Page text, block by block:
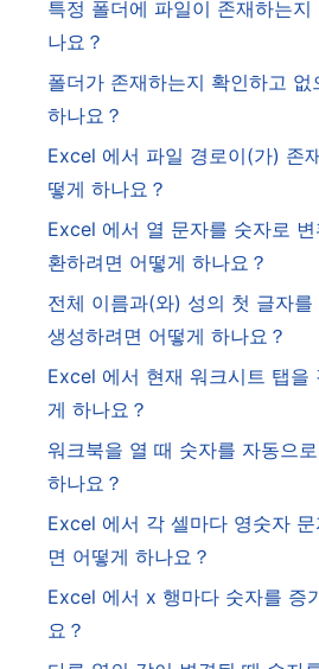
특정 폴더에 파일이 존재하는
나요？
폴더가 존재하는지 확인하고
하나요？
Excel 에서 파일 경로이(가) 존
떻게 하나요？
Excel 에서 열 문자를 숫자로
환하려면 어떻게 하나요？
전체 이름과(와) 성의 첫 글자
생성하려면 어떻게 하나요？
Excel 에서 현재 워크시트 탭을
게 하나요？
워크북을 열 때 숫자를 자동으
하나요？
Excel 에서 각 셀마다 영숫자
면 어떻게 하나요？
Excel 에서 x 행마다 숫자를 증
요？